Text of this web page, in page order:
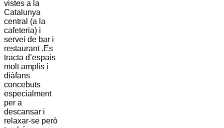
vistes a la
Catalunya
central (a la
cafeteria) i
servei de bar i
restaurant .Es
tracta d’espais
molt amplis i
diàfans
concebuts
especialment
per a
descansar i
relaxar-se però